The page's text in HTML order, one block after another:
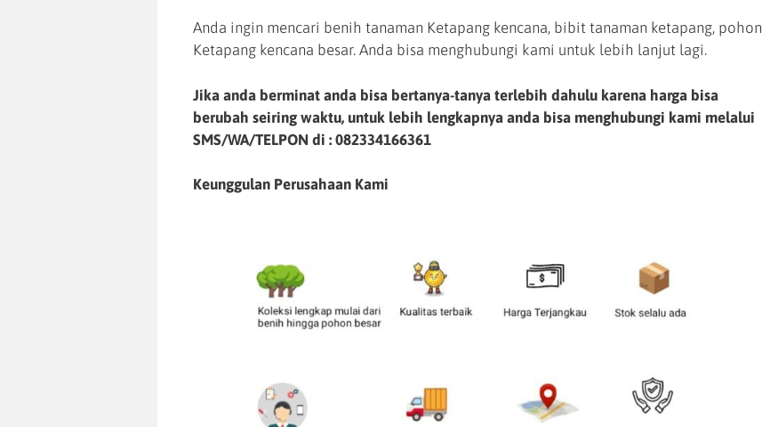
Anda ingin mencari benih tanaman Ketapang kencana, bibit tanaman ketapang, pohon
Ketapang kencana besar. Anda bisa menghubungi kami untuk lebih lanjut lagi.
Jika anda berminat anda bisa bertanya-tanya terlebih dahulu karena harga bisa
berubah seiring waktu, untuk lebih lengkapnya anda bisa menghubungi kami melalui
SMS/WA/TELPON di : 082334166361
Keunggulan Perusahaan Kami